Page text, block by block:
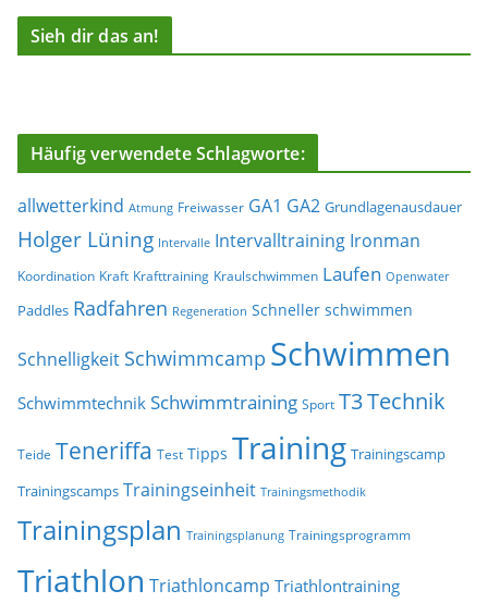
Sieh dir das an!
Häufig verwendete Schlagworte:
allwetterkind Atmung Freiwasser GA1 GA2 Grundlagenausdauer
Holger Lüning Intervalle Intervalltraining Ironman
Koordination Kraft Krafttraining Kraulschwimmen Laufen Openwater
Paddles Radfahren Regeneration Schneller schwimmen
Schnelligkeit Schwimmcamp Schwimmen
Schwimmtechnik Schwimmtraining Sport T3Technik
Teide Teneriffa Test Tipps Training Trainingscamp
Trainingscamps Trainingseinheit Trainingsmethodik
Trainingsplan Trainingsplanung Trainingsprogramm
Triathlon Triathloncamp Triathlontraining